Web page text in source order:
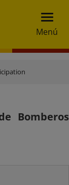
Menú
Bomberos